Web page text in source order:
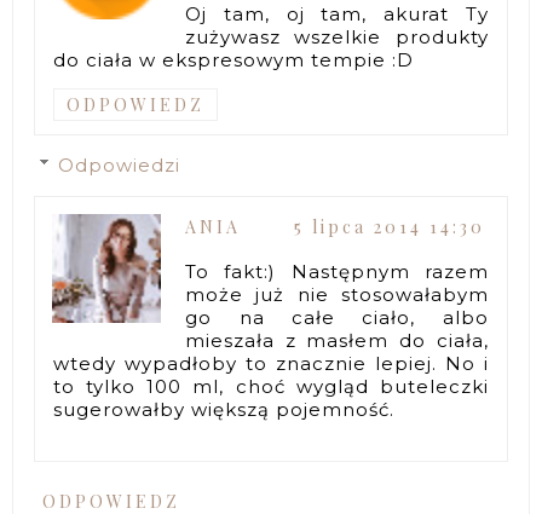
Oj tam, oj tam, akurat Ty
zużywasz wszelkie produkty
do ciała w ekspresowym tempie :D
ODPOWIEDZ
Odpowiedzi
ANIA
5 lipca 2014 14:30
To fakt:) Następnym razem
może już nie stosowałabym
go na całe ciało, albo
mieszała z masłem do ciała,
wtedy wypadłoby to znacznie lepiej. No i
to tylko 100 ml, choć wygląd buteleczki
sugerowałby większą pojemność.
ODPOWIEDZ